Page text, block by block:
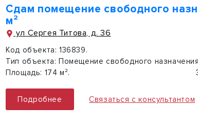
Сдам помещение свободного
м²
ул Сергея Титова, д. 36
Код объекта: 136839.
Тип объекта: Помещение свободного
Площадь: 174 м².
Подробнее Связаться с консультантом